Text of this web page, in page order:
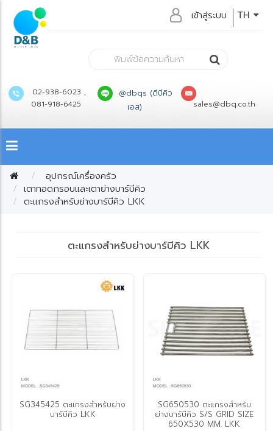
TH
เข้าสู่ระบบ
02-938-6023 ,
081-918-6425
@dbqs (ดีบีคิว
เอส)
sales@dbq.co.th
อุปกรณ์เครื่องครัว
เตาทอดกรอบและเตาย่างบาร์บีคิว
ตะแกรงสำหรับย่างบาร์บีคิว LKK
ตะแกรงสำหรับย่างบาร์บีคิว LKK
SG345425 ตะแกรงสำหรับย่าง
บาร์บีคิว LKK
SG650530 ตะแกรงสำหรับ
ย่างบาร์บีคิว S/S GRID SIZE
650X530 MM. LKK